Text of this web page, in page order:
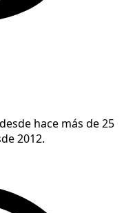
hace más de 25
2012.